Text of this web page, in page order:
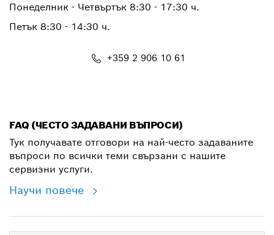
Понеделник - Четвъртък 8:30 - 17:30 ч.
Петък 8:30 - 14:30 ч.
+359 2 906 10 61
FAQ (ЧЕСТО ЗАДАВАНИ ВЪПРОСИ)
Тук получавате отговори на най-често задаваните
въпроси по всички теми свързани с нашите
сервизни услуги.
Научи повече